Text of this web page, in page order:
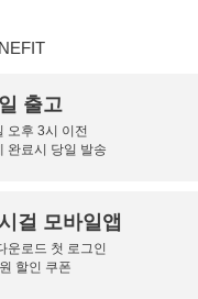
출고
오후 3시 이전
완료시 당일 발송
걸 모바일앱
운로드 첫 로그인
할인 쿠폰